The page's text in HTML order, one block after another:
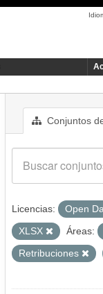
Conjuntos
Licencias: Open
XLSX
Áreas:
Retribuciones